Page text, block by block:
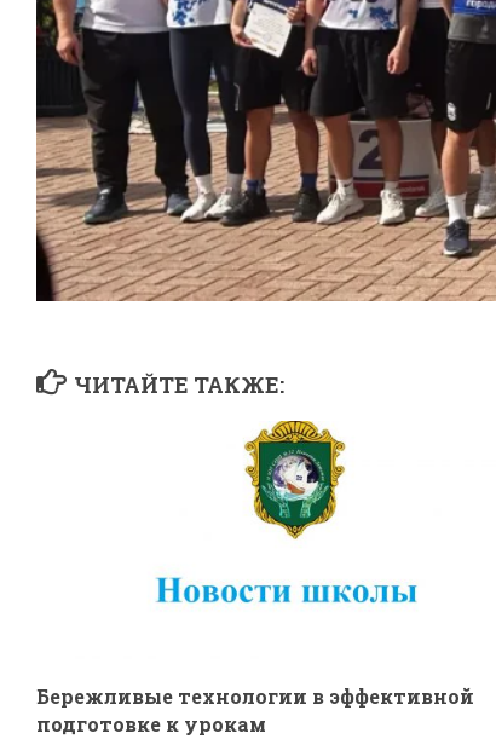
ЧИТАЙТЕ ТАКЖЕ:
Бережливые технологии в эффективной
подготовке к урокам